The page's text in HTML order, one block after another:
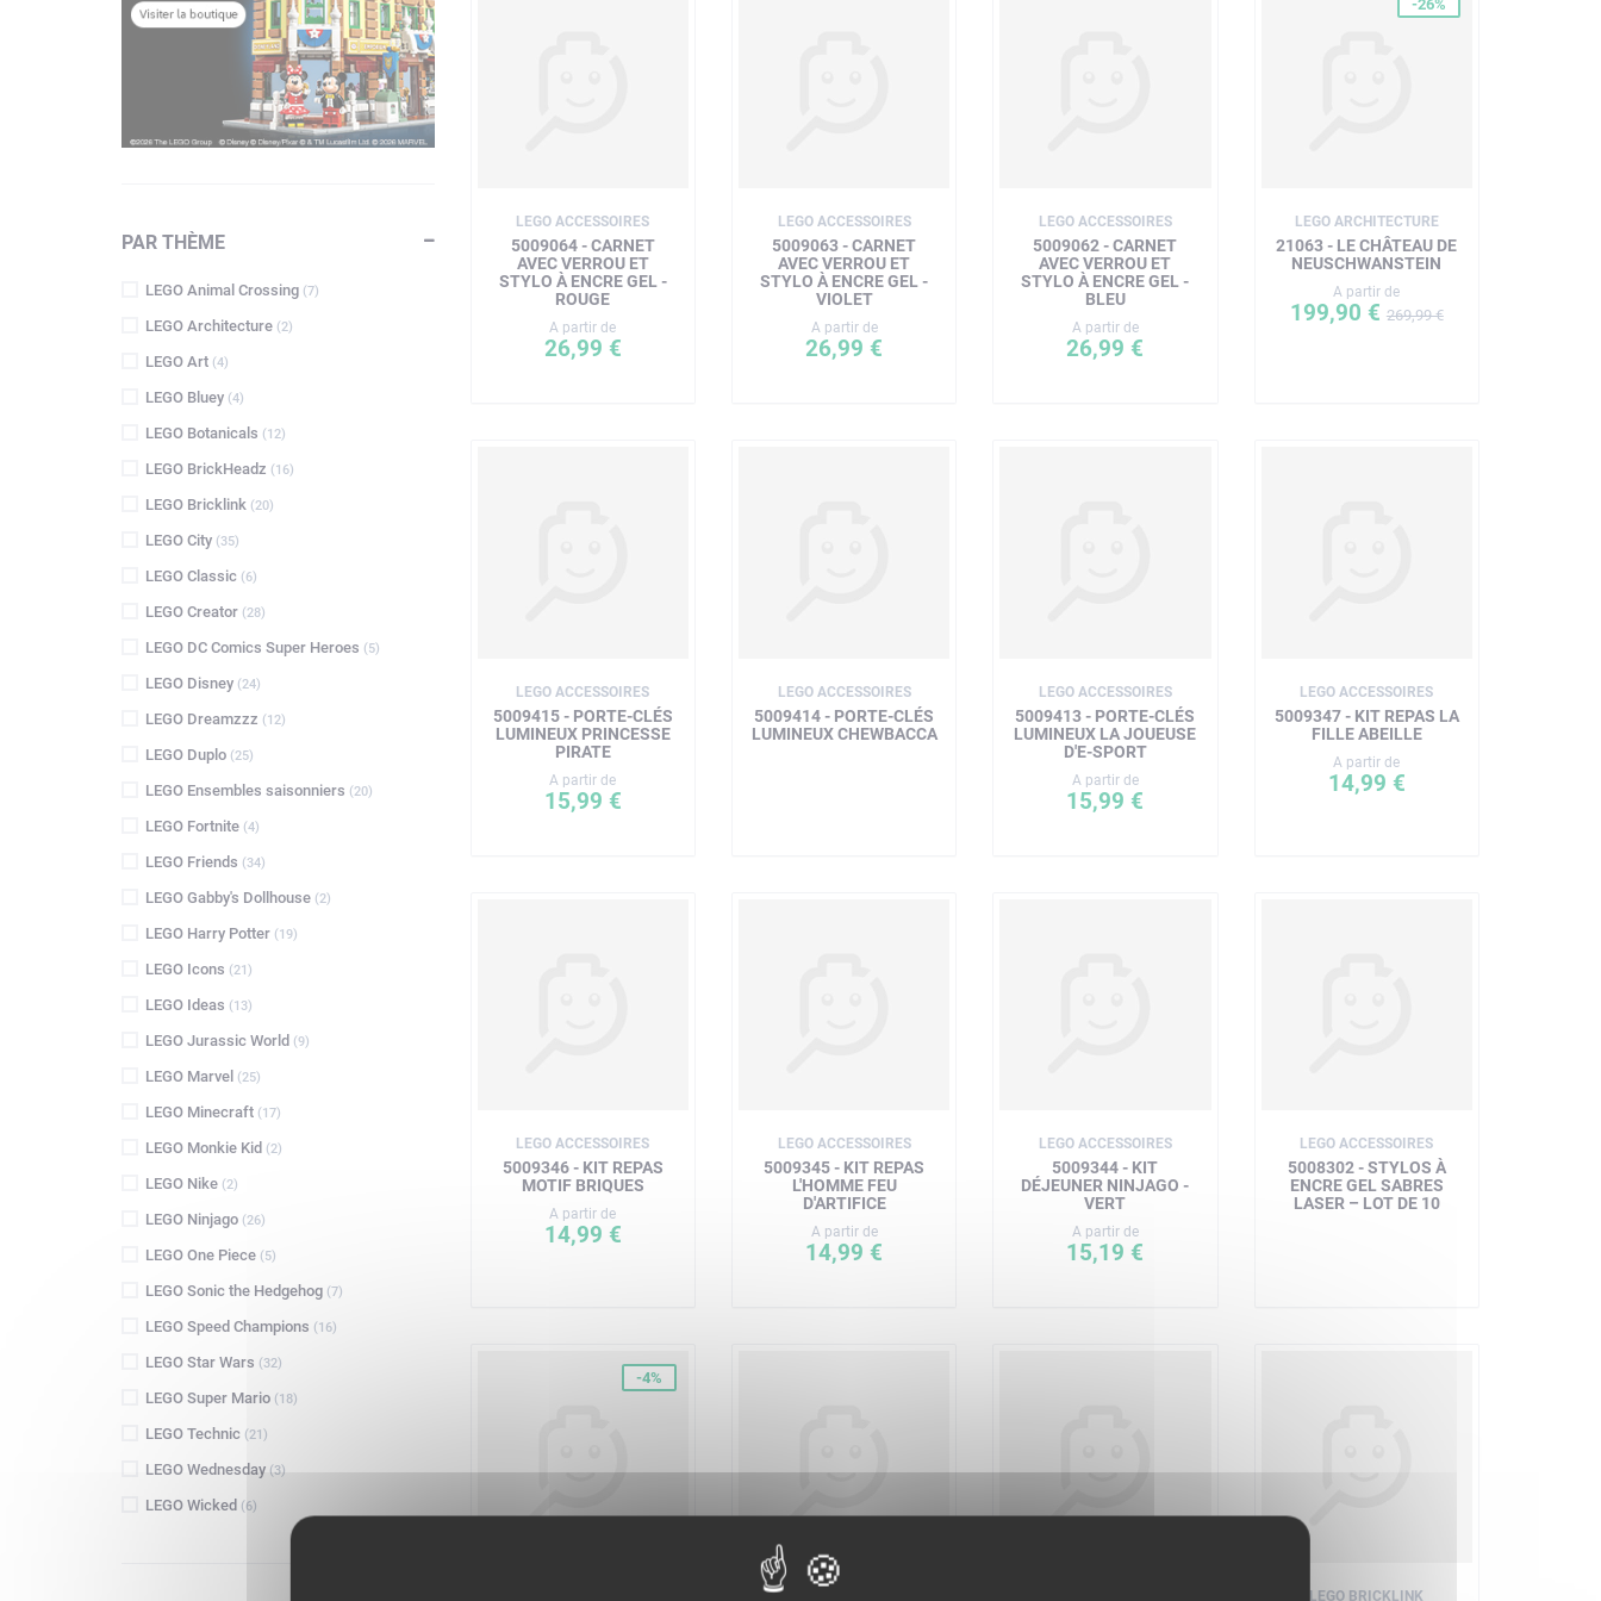
PAR THÈME
LEGO Animal Crossing (7)
LEGO Architecture (2)
LEGO Art (4)
LEGO Bluey (4)
LEGO Botanicals (12)
LEGO BrickHeadz (16)
LEGO Bricklink (20)
LEGO City (35)
LEGO Classic (6)
LEGO Creator (28)
LEGO DC Comics Super Heroes (5)
LEGO Disney (24)
LEGO Dreamzzz (12)
LEGO Duplo (25)
LEGO Ensembles saisonniers (20)
LEGO Fortnite (4)
LEGO Friends (34)
LEGO Gabby's Dollhouse (2)
LEGO Harry Potter (19)
LEGO Icons (21)
LEGO Ideas (13)
LEGO Jurassic World (9)
LEGO Marvel (25)
LEGO Minecraft (17)
LEGO Monkie Kid (2)
LEGO Nike (2)
LEGO Ninjago (26)
LEGO One Piece (5)
LEGO Sonic the Hedgehog (7)
LEGO Speed Champions (16)
LEGO Star Wars (32)
LEGO Super Mario (18)
LEGO Technic (21)
LEGO Wednesday (3)
LEGO Wicked (6)
LEGO ACCESSOIRES
5009064 - CARNET
AVEC VERROU ET
STYLO À ENCRE GEL -
ROUGE
A partir de
26,99 €
LEGO ACCESSOIRES
5009063 - CARNET
AVEC VERROU ET
STYLO À ENCRE GEL -
VIOLET
A partir de
26,99 €
LEGO ACCESSOIRES
5009062 - CARNET
AVEC VERROU ET
STYLO À ENCRE GEL -
BLEU
A partir de
26,99 €
-26%
LEGO ARCHITECTURE
21063 - LE CHÂTEAU DE
NEUSCHWANSTEIN
A partir de
199,90 € 269,99 €
LEGO ACCESSOIRES
5009415 - PORTE-CLÉS
LUMINEUX PRINCESSE
PIRATE
A partir de
15,99 €
LEGO ACCESSOIRES
5009414 - PORTE-CLÉS
LUMINEUX CHEWBACCA
LEGO ACCESSOIRES
5009413 - PORTE-CLÉS
LUMINEUX LA JOUEUSE
D'E-SPORT
A partir de
15,99 €
LEGO ACCESSOIRES
5009347 - KIT REPAS LA
FILLE ABEILLE
A partir de
14,99 €
LEGO ACCESSOIRES
5009346 - KIT REPAS
MOTIF BRIQUES
A partir de
14,99 €
LEGO ACCESSOIRES
5009345 - KIT REPAS
L'HOMME FEU
D'ARTIFICE
A partir de
14,99 €
LEGO ACCESSOIRES
5009344 - KIT
DÉJEUNER NINJAGO -
VERT
A partir de
15,19 €
LEGO ACCESSOIRES
5008302 - STYLOS À
ENCRE GEL SABRES
LASER – LOT DE 10
-4%
LEGO BRICKLINK